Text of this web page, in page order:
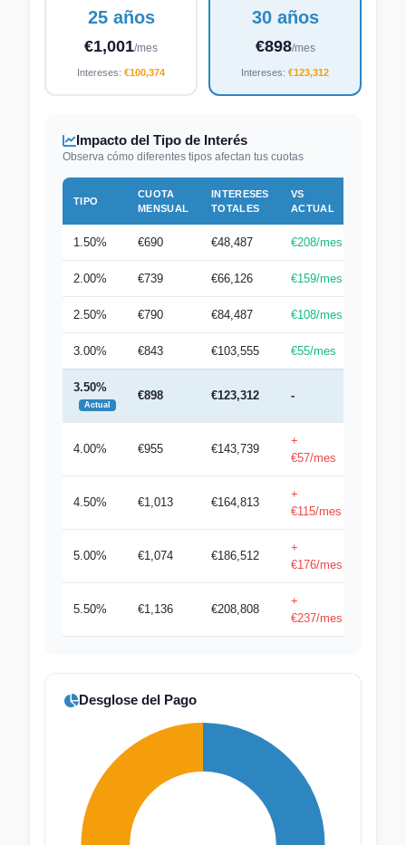
25 años
€1,001/mes
Intereses: €100,374
30 años
€898/mes
Intereses: €123,312
Impacto del Tipo de Interés
Observa cómo diferentes tipos afectan tus cuotas
TIPO
CUOTA
MENSUAL
INTERESES
TOTALES
VS
ACTUAL
1.50% €690 €48,487 €208/mes
2.00% €739 €66,126 €159/mes
2.50% €790 €84,487 €108/mes
3.00% €843 €103,555 €55/mes
3.50%
Actual
€898 €123,312 -
4.00% €955 €143,739
+
€57/mes
4.50% €1,013 €164,813
+
€115/mes
5.00% €1,074 €186,512
+
€176/mes
5.50% €1,136 €208,808
+
€237/mes
Desglose del Pago